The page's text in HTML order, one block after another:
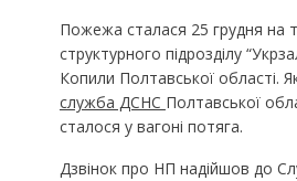
Пожежа сталася 25 грудня на
структурного підрозділу
Копили Полтавської області.
служба ДСНС Полтавської
сталося у вагоні потяга.
Дзвінок про НП надійшов до